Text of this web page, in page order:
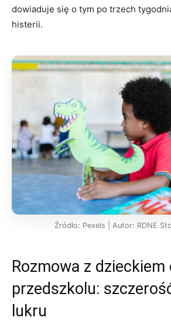
dowiaduje się o tym po trzech
histerii.
Źródło: Pexels | Autor: RDNE
Rozmowa z dzieckiem
przedszkolu:
lukru